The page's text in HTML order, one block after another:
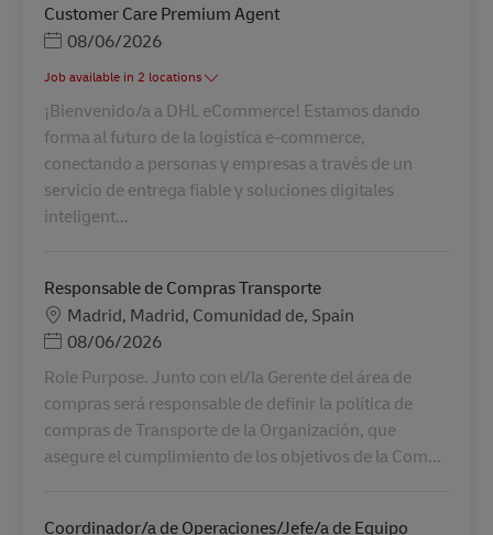
Customer Care Premium Agent
Posted Date
08/06/2026
Job available in 2 locations
¡Bienvenido/a a DHL eCommerce! Estamos dando
forma al futuro de la logística e-commerce,
conectando a personas y empresas a través de un
servicio de entrega fiable y soluciones digitales
inteligent...
Responsable de Compras Transporte
Місцезнаходження
Madrid, Madrid, Comunidad de, Spain
Posted Date
08/06/2026
Role Purpose. Junto con el/la Gerente del área de
compras será responsable de definir la política de
compras de Transporte de la Organización, que
asegure el cumplimiento de los objetivos de la Com...
Coordinador/a de Operaciones/Jefe/a de Equipo